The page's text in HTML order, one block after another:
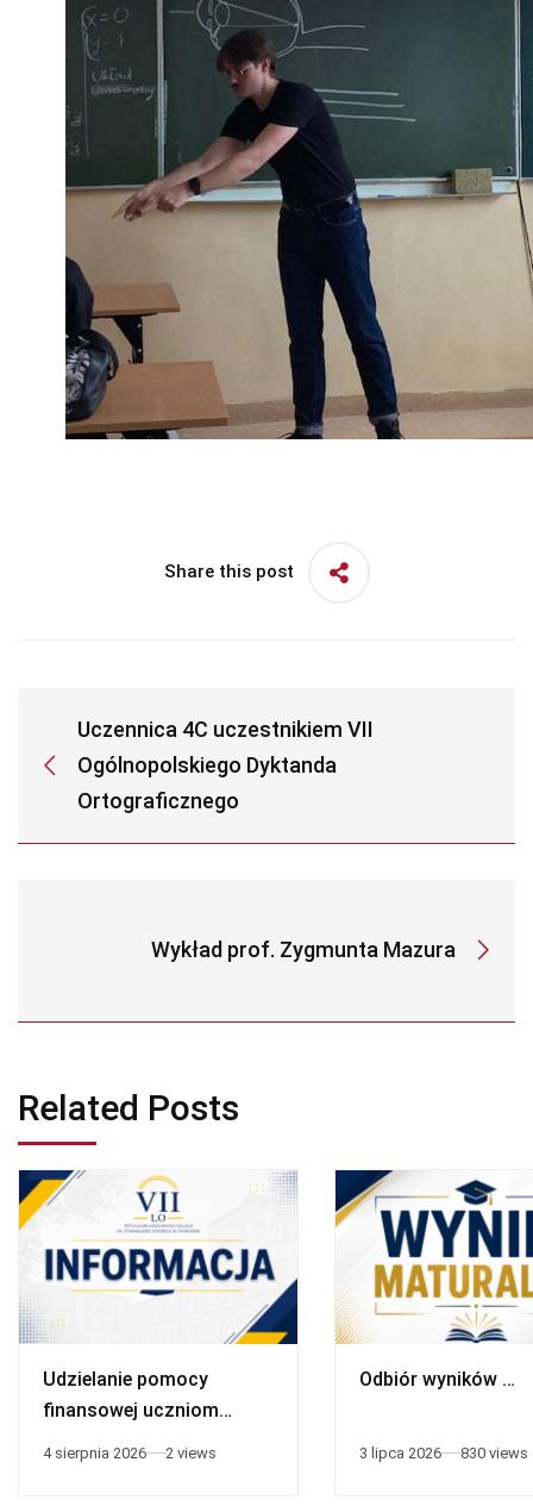
Share this post
Uczennica 4C uczestnikiem VII
Ogólnopolskiego Dyktanda
Ortograficznego
Wykład prof. Zygmunta Mazura
Related Posts
Udzielanie pomocy
finansowej uczniom
4 sierpnia 2026 2 views
Odbiór wyników …
3 lipca 2026 830 views